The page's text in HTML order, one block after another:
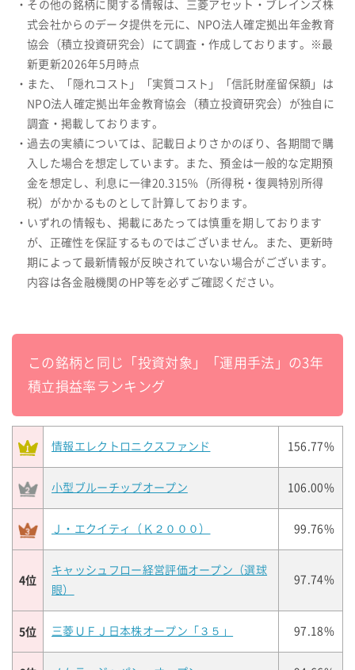
・その他の銘柄に関する情報は、三菱アセット・ブレインズ株
式会社からのデータ提供を元に、NPO法人確定拠出年金教育
協会（積立投資研究会）にて調査・作成しております。※最
新更新2026年5月時点
・また、「隠れコスト」「実質コスト」「信託財産留保額」は
NPO法人確定拠出年金教育協会（積立投資研究会）が独自に
調査・掲載しております。
・過去の実績については、記載日よりさかのぼり、各期間で購
入した場合を想定しています。また、預金は一般的な定期預
金を想定し、利息に一律20.315%（所得税・復興特別所得
税）がかかるものとして計算しております。
・いずれの情報も、掲載にあたっては慎重を期しております
が、正確性を保証するものではございません。また、更新時
期によって最新情報が反映されていない場合がございます。
内容は各金融機関のHP等を必ずご確認ください。
この銘柄と同じ「投資対象」「運用手法」の3年
積立損益率ランキング
情報エレクトロニクスファンド 156.77%
小型ブルーチップオープン 106.00%
Ｊ・エクイティ（Ｋ２０００） 99.76%
4位
キャッシュフロー経営評価オープン（選球
眼）
97.74%
5位 三菱ＵＦＪ日本株オープン「３５」 97.18%